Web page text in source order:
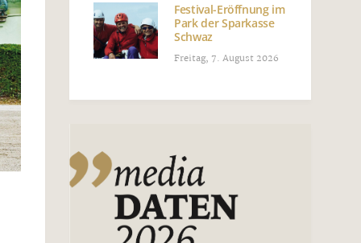
Festival-Eröffnung im
Park der Sparkasse
Schwaz
Freitag, 7. August 2026